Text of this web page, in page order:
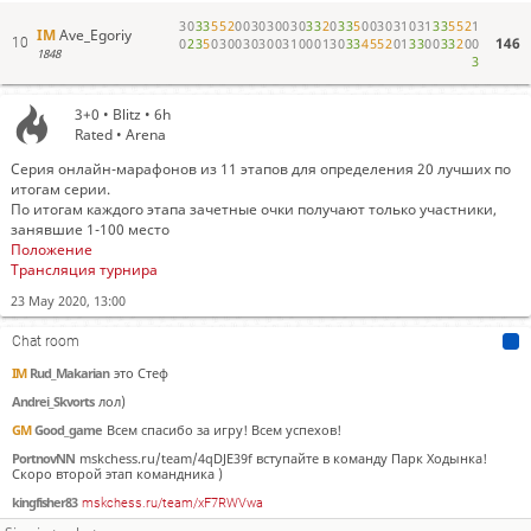
3+0 • Blitz • 6h
Rated • Arena
Серия онлайн-марафонов из 11 этапов для определения 20 лучших по
итогам серии.
По итогам каждого этапа зачетные очки получают только участники,
занявшие 1-100 место
Положение
Трансляция турнира
23 May 2020, 13:00
Chat room
Rud_Makarian за что 0?))
Good_game
ProBoyK рудик привет
IM Rud_Makarian она была первая
IM Rud_Makarian
до этого поражение было
GM Good_game А до него видима ничья
IM
Rud_Makarian
GM Good_game Поражения не прирыват ничейную серию
GM Good_game
IM A_Kukhmazov таблица будто в цдш в субботу заглянул
Andrei_Skvorts
IM Rud_Makarian это Стеф
Andrei_Skvorts лол)
GM Good_game Всем спасибо за игру! Всем успехов!
PortnovNN mskchess.ru/team/4qDJE39f вступайте в команду Парк Ходынка!
Скоро второй этап командника )
kingfisher83 mskchess.ru/team/xF7RWVwa
10 IMAve_Egoriy
1848
30335520030300303320335003031 031 335521
023503003030031 0001 3033455201 330033200
3
146